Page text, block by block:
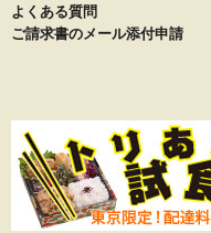
よくある質問
ご請求書のメール添付申請